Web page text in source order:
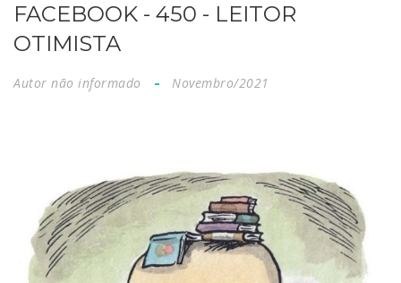
FACEBOOK - 450 - LEITOR
OTIMISTA
Autor não informado Novembro/2021